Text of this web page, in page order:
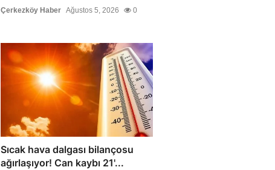
Çerkezköy Haber Ağustos 5, 2026 0
Sıcak hava dalgası bilançosu
ağırlaşıyor! Can kaybı 21'...